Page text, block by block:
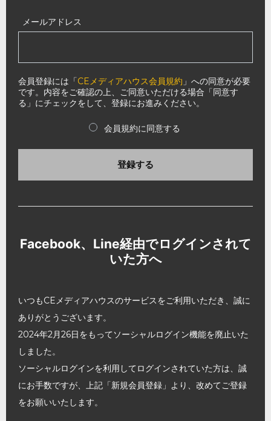
メールアドレス
会員登録には「CEメディアハウス会員規約 」への同意が必要
です。内容をご確認の上、ご同意いただける場合「同意す
る」にチェックをして、登録にお進みください。
会員規約に同意する
登録する
Facebook、Line経由でログインされて
いた方へ
いつもCEメディアハウスのサービスをご利用いただき、誠に
ありがとうございます。
2024年2月26日をもってソーシャルログイン機能を廃止いた
しました。
ソーシャルログインを利用してログインされていた方は、誠
にお手数ですが、上記「新規会員登録」より、改めてご登録
をお願いいたします。